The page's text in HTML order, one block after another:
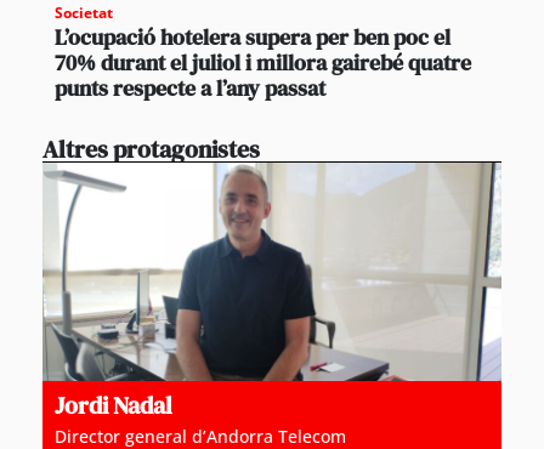
Societat
L’ocupació hotelera supera per ben poc el
70% durant el juliol i millora gairebé quatre
punts respecte a l’any passat
Altres protagonistes
Jordi Nadal
Director general d’Andorra Telecom